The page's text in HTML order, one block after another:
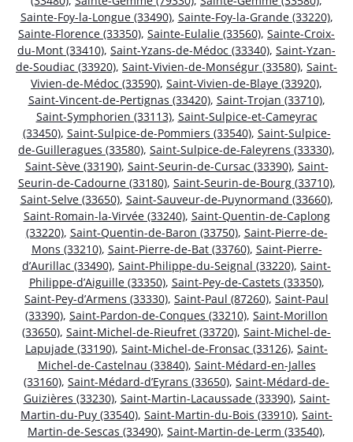
Sainte-Foy-la-Longue (33490), Sainte-Foy-la-Grande (33220),
Sainte-Florence (33350), Sainte-Eulalie (33560), Sainte-Croix-
du-Mont (33410), Saint-Yzans-de-Médoc (33340), Saint-Yzan-
de-Soudiac (33920), Saint-Vivien-de-Monségur (33580), Saint-
Vivien-de-Médoc (33590), Saint-Vivien-de-Blaye (33920),
Saint-Vincent-de-Pertignas (33420), Saint-Trojan (33710),
Saint-Symphorien (33113), Saint-Sulpice-et-Cameyrac
(33450), Saint-Sulpice-de-Pommiers (33540), Saint-Sulpice-
de-Guilleragues (33580), Saint-Sulpice-de-Faleyrens (33330),
Saint-Sève (33190), Saint-Seurin-de-Cursac (33390), Saint-
Seurin-de-Cadourne (33180), Saint-Seurin-de-Bourg (33710),
Saint-Selve (33650), Saint-Sauveur-de-Puynormand (33660),
Saint-Romain-la-Virvée (33240), Saint-Quentin-de-Caplong
(33220), Saint-Quentin-de-Baron (33750), Saint-Pierre-de-
Mons (33210), Saint-Pierre-de-Bat (33760), Saint-Pierre-
d’Aurillac (33490), Saint-Philippe-du-Seignal (33220), Saint-
Philippe-d’Aiguille (33350), Saint-Pey-de-Castets (33350),
Saint-Pey-d’Armens (33330), Saint-Paul (87260), Saint-Paul
(33390), Saint-Pardon-de-Conques (33210), Saint-Morillon
(33650), Saint-Michel-de-Rieufret (33720), Saint-Michel-de-
Lapujade (33190), Saint-Michel-de-Fronsac (33126), Saint-
Michel-de-Castelnau (33840), Saint-Médard-en-Jalles
(33160), Saint-Médard-d’Eyrans (33650), Saint-Médard-de-
Guizières (33230), Saint-Martin-Lacaussade (33390), Saint-
Martin-du-Puy (33540), Saint-Martin-du-Bois (33910), Saint-
Martin-de-Sescas (33490), Saint-Martin-de-Lerm (33540),